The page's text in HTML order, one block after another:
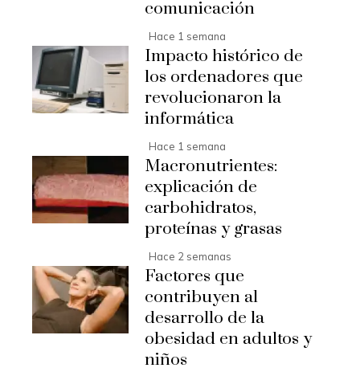
comunicación
Hace 1 semana
Impacto histórico de
los ordenadores que
revolucionaron la
informática
Hace 1 semana
Macronutrientes:
explicación de
carbohidratos,
proteínas y grasas
Hace 2 semanas
Factores que
contribuyen al
desarrollo de la
obesidad en adultos y
niños